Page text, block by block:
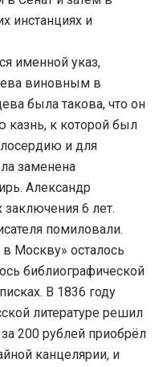
инстанциях и
именной указ,
виновным в
была такова, что он
казнь, к которой был
и для
заменена
Александр
6 лет.
помиловали.
Москву» осталось
библиографической
В 1836 году
литературе решил
200 рублей приобрёл
канцелярии, и